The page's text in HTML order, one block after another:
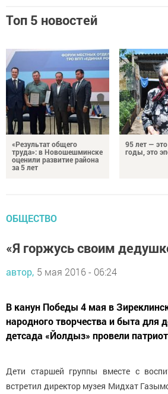
Топ 5 новостей
«Результат общего
труда»: в Новошешминске
оценили развитие района
за 5 лет
95 лет —
годы, это
ОБЩЕСТВО
«Я горжусь своим
автор, 5 мая 2016 - 06:24
В канун Победы 4 мая в
народного творчества и быта для
детсада «Йолдыз» провели
Дети старшей группы вместе с
встретил директор музея Мидхат